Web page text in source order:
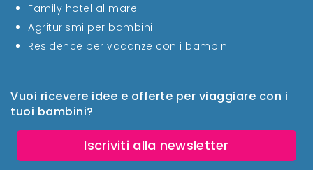
Vuoi ricevere idee e offerte per viaggiare con i
tuoi bambini?
Iscriviti alla newsletter
Family hotel al mare
Agriturismi per bambini
Residence per vacanze con i bambini